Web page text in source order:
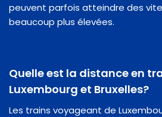
peuvent parfois atteindre des
beaucoup plus élevées.
Quelle est la distance en
Luxembourg et Bruxelles?
Les trains voyageant de